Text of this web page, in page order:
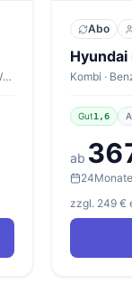
SUV · Elektro · 609 PS · Automatik · 21,2 kWh/100km
Abo
Gut1,6
ab
24Monate
zzgl. 249 €